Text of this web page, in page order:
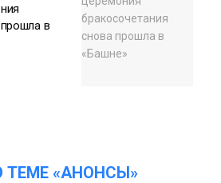
в
«АНОНСЫ»